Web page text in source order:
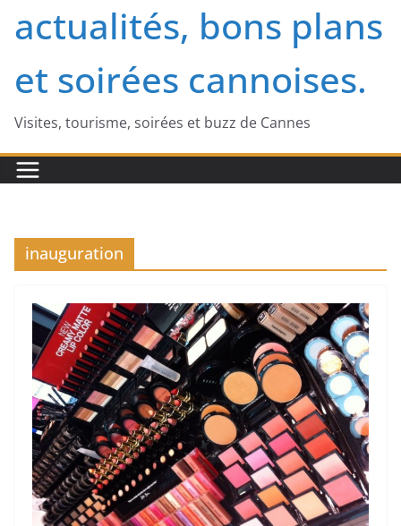
actualités, bons plans
et soirées cannoises.
Visites, tourisme, soirées et buzz de Cannes
inauguration